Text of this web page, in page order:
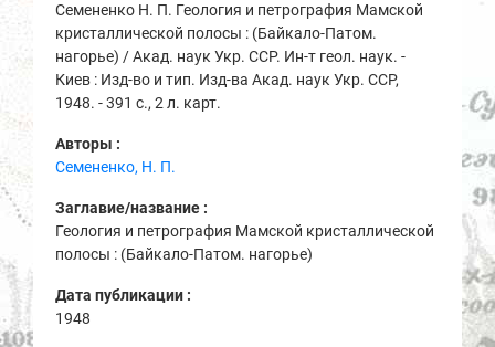
Семененко Н. П. Геология и петрография Мамской
кристаллической полосы : (Байкало-Патом.
нагорье) / Акад. наук Укр. ССР. Ин-т геол. наук. -
Киев : Изд-во и тип. Изд-ва Акад. наук Укр. ССР,
1948. - 391 с., 2 л. карт.
Авторы :
Семененко, Н. П.
Заглавие/название :
Геология и петрография Мамской кристаллической
полосы : (Байкало-Патом. нагорье)
Дата публикации :
1948